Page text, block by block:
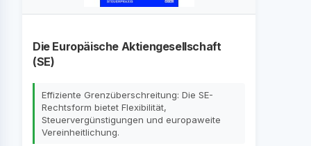
Die Europäische Aktiengesellschaft
(SE)
Effiziente Grenzüberschreitung: Die SE-
Rechtsform bietet Flexibilität,
Steuervergünstigungen und europaweite
Vereinheitlichung.